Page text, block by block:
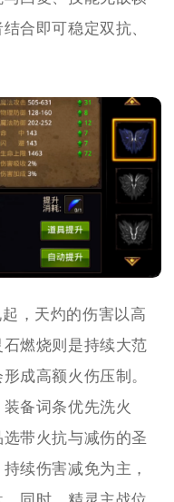
合即可稳定双抗、
，天灼的伤害以高
燃烧则是持续大范
成高额火伤压制。
备词条优先洗火
带火抗与减伤的圣
续伤害减免为主，